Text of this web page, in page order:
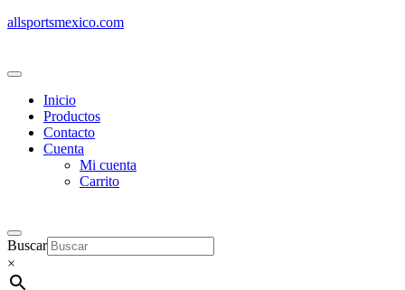
allsportsmexico.com
Inicio
Productos
Contacto
Cuenta
Mi cuenta
Carrito
Buscar
×